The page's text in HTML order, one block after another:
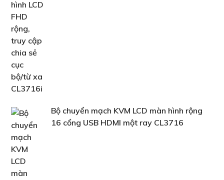
Bộ chuyển mạch KVM LCD màn hình rộng
16 cổng USB HDMI một ray CL3716